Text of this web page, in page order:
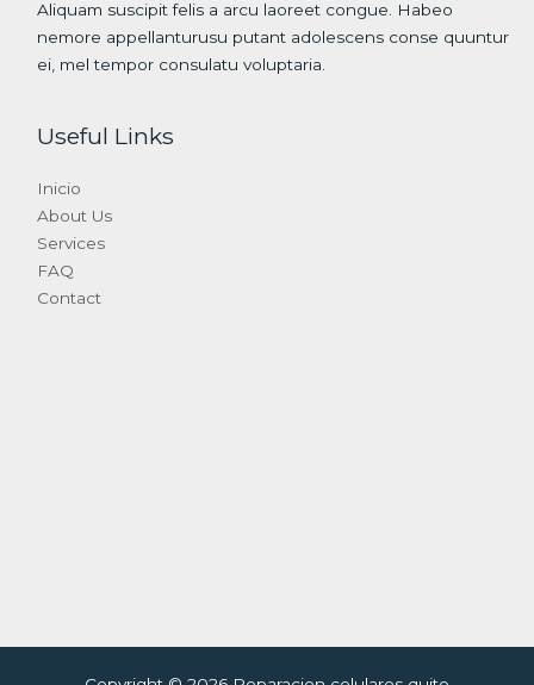
Aliquam suscipit felis a arcu laoreet congue. Habeo
nemore appellanturusu putant adolescens conse quuntur
ei, mel tempor consulatu voluptaria.
Useful Links
Inicio
About Us
Services
FAQ
Contact